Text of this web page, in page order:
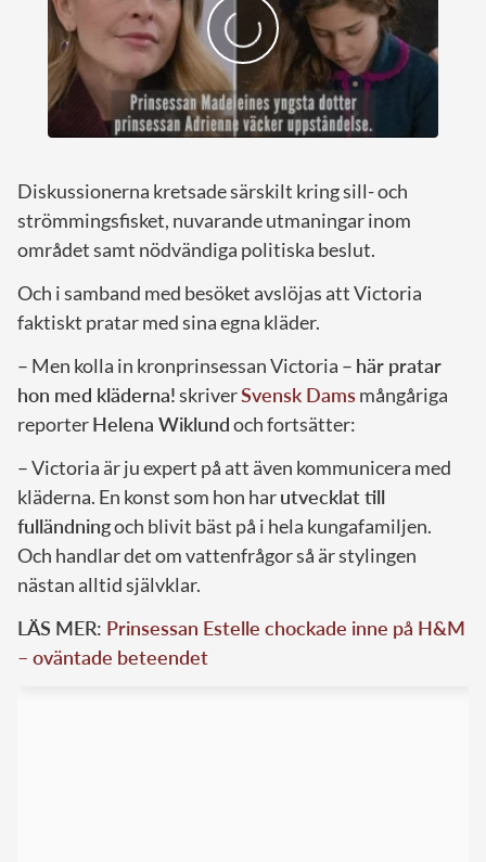
Diskussionerna kretsade särskilt kring sill- och
strömmingsfisket, nuvarande utmaningar inom
området samt nödvändiga politiska beslut.
Och i samband med besöket avslöjas att Victoria
faktiskt pratar med sina egna kläder.
– Men kolla in kronprinsessan Victoria – här pratar
hon med kläderna!skriverSvensk Damsmångåriga
reporterHelena Wiklundoch fortsätter:
– Victoria är ju expert på att även kommunicera med
kläderna. En konst som hon harutvecklat till
fulländningoch blivit bäst på i hela kungafamiljen.
Och handlar det om vattenfrågor så är stylingen
nästan alltid självklar.
LÄS MER: Prinsessan Estelle chockade inne på H&M
– oväntade beteendet